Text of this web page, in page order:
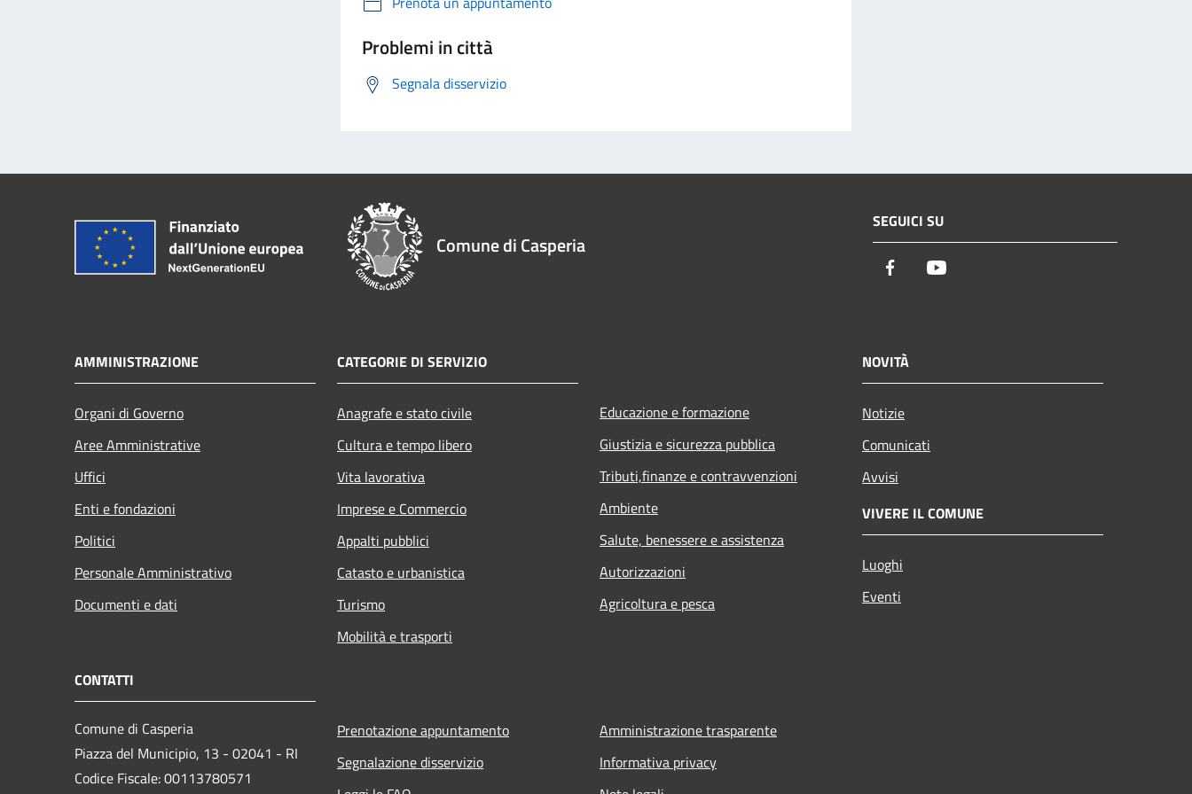
Problemi in città
Segnala disservizio
Comune di Casperia
SEGUICI SU
Facebook
AMMINISTRAZIONE
Organi di Governo
Aree Amministrative
Uffici
Enti e fondazioni
Politici
Personale Amministrativo
Documenti e dati
CATEGORIE DI SERVIZIO
Anagrafe e stato civile
Cultura e tempo libero
Vita lavorativa
Imprese e Commercio
Appalti pubblici
Catasto e urbanistica
Turismo
Mobilità e trasporti
Educazione e formazione
Giustizia e sicurezza pubblica
Tributi,finanze e contravvenzioni
Ambiente
Salute, benessere e assistenza
Autorizzazioni
Agricoltura e pesca
NOVITÀ
Notizie
Comunicati
Avvisi
VIVERE IL COMUNE
Luoghi
Eventi
CONTATTI
Comune di Casperia
Piazza del Municipio, 13 - 02041 - RI
Codice Fiscale: 00113780571
Prenotazione appuntamento
Segnalazione disservizio
Amministrazione trasparente
Informativa privacy